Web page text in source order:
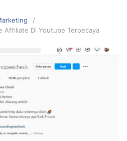
Affiliate Di Youtube Terpecaya